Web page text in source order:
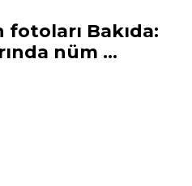
fotoları Bakıda:
nüm ...